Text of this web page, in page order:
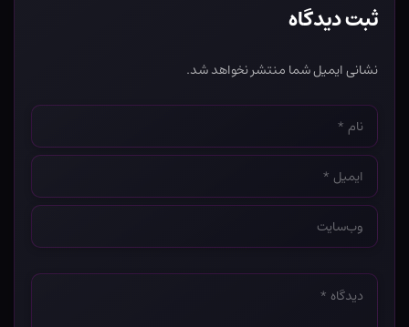
ثبت دیدگاه
نشانی ایمیل شما منتشر نخواهد شد.
نام
*
ایمیل
*
وب‌سایت
*
دیدگاه